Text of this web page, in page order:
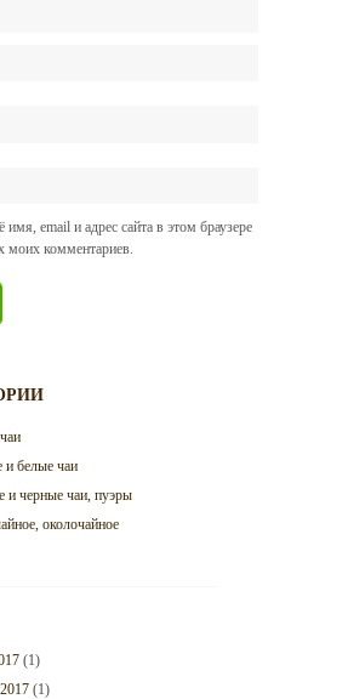
имя, email и адрес сайта в этом браузере
моих комментариев.
и белые чаи
и черные чаи, пуэры
околочайное
(1)
2017 (1)